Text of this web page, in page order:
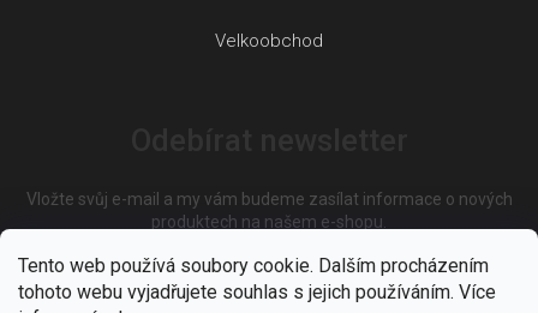
Tento web používá soubory cookie. Dalším procházením
tohoto webu vyjadřujete souhlas s jejich používáním. Více
Velkoobchod
Vložte svůj e-mail a my vám budeme zasílat informace o nových
produktech na našem e-shopu.
E-mail